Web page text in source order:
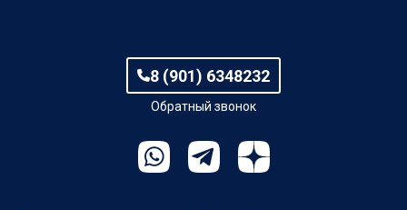
8 (901) 6348232
Обратный звонок